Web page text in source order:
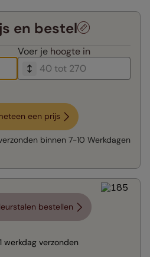
en bestel
Voer je hoogte in
een prijs
binnen 7-10 Werkdagen
bestellen
werkdag verzonden